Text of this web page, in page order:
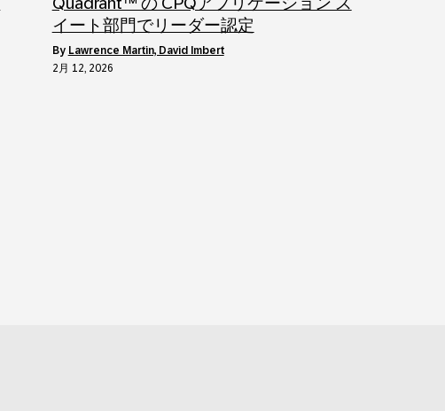
イート部門でリーダー認定
by Lawrence Martin, David Imbert
2月 12, 2026